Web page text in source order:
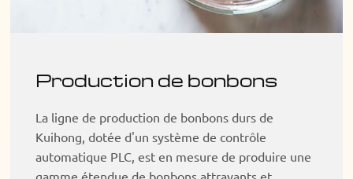
Production de bonbons
La ligne de production de bonbons durs de
Kuihong, dotée d'un système de contrôle
automatique PLC, est en mesure de produire une